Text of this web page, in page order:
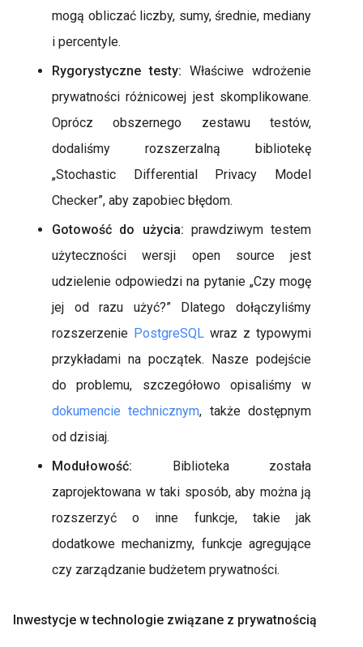
mogą obliczać liczby, sumy, średnie, mediany
i percentyle.
Rygorystyczne testy: Właściwe wdrożenie
prywatności różnicowej jest skomplikowane.
Oprócz obszernego zestawu testów,
dodaliśmy rozszerzalną bibliotekę
„Stochastic Differential Privacy Model
Checker”, aby zapobiec błędom.
Gotowość do użycia: prawdziwym testem
użyteczności wersji open source jest
udzielenie odpowiedzi na pytanie „Czy mogę
jej od razu użyć?” Dlatego dołączyliśmy
rozszerzenie PostgreSQL wraz z typowymi
przykładami na początek. Nasze podejście
do problemu, szczegółowo opisaliśmy w
dokumencie technicznym, także dostępnym
od dzisiaj.
Modułowość: Biblioteka została
zaprojektowana w taki sposób, aby można ją
rozszerzyć o inne funkcje, takie jak
dodatkowe mechanizmy, funkcje agregujące
czy zarządzanie budżetem prywatności.
Inwestycje w technologie związane z prywatnością